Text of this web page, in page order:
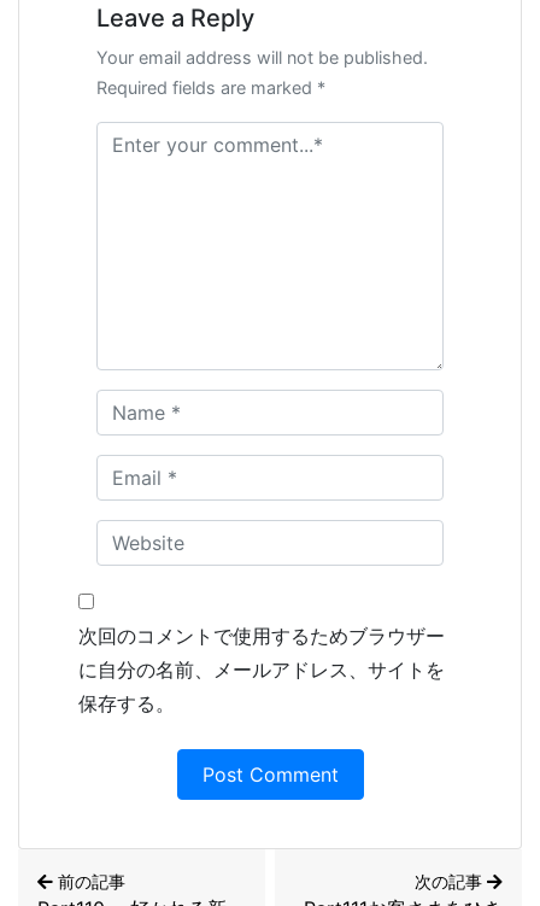
Leave a Reply
Your email address will not be published.
Required fields are marked *
次回のコメントで使用するためブラウザー
に自分の名前、メールアドレス、サイトを
保存する。
前の記事 次の記事